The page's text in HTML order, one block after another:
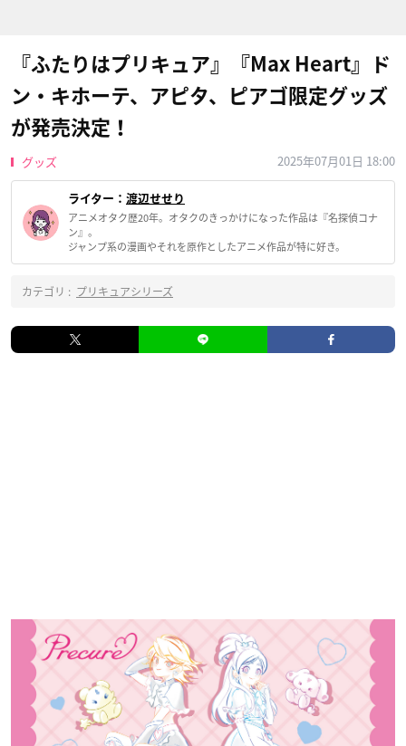
『ふたりはプリキュア』『Max Heart』ド
ン・キホーテ、アピタ、ピアゴ限定グッズ
が発売決定！
グッズ 2025年07月01日 18:00
ライター： 渡辺せせり
アニメオタク歴20年。オタクのきっかけになった作品は『名探偵コナ
ン』。
ジャンプ系の漫画やそれを原作としたアニメ作品が特に好き。
カテゴリ : プリキュアシリーズ